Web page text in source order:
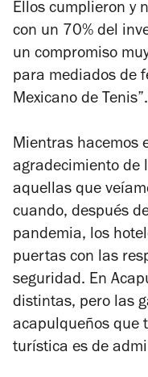
Ellos cumplieron y
con un 70% del
un compromiso
para mediados de
Mexicano de Tenis”.
Mientras hacemos
agradecimiento de
aquellas que
cuando, después
pandemia, los
puertas con las
seguridad. En
distintas, pero las
acapulqueños que
turística es de